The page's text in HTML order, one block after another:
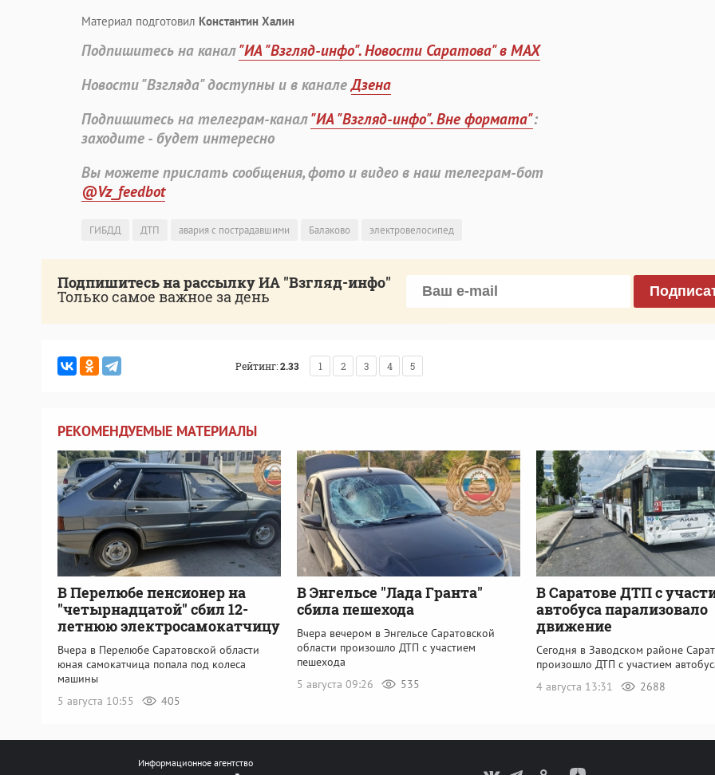
Материал подготовил Константин Халин
Подпишитесь на канал"ИА "Взгляд-инфо". Новости Саратова" в MAX
Новости "Взгляда" доступны и в каналеДзена
Подпишитесь на телеграм-канал"ИА "Взгляд-инфо". Вне формата":
заходите - будет интересно
Вы можете прислать сообщения, фото и видео в наш телеграм-бот
@Vz_feedbot
ГИБДД ДТП авария с пострадавшими Балаково электровелосипед
Подпишитесь на рассылку ИА "Взгляд-инфо"
Только самое важное за день
Рейтинг:2.33 1 2 3 4 5
РЕКОМЕНДУЕМЫЕ МАТЕРИАЛЫ
В Перелюбе пенсионер на
"четырнадцатой" сбил 12-
летнюю электросамокатчицу
Вчера в Перелюбе Саратовской области
юная самокатчица попала под колеса
машины
5 августа 10:55
405
В Энгельсе "Лада Гранта"
сбила пешехода
Вчера вечером в Энгельсе Саратовской
области произошло ДТП с участием
пешехода
5 августа 09:26
535
В Саратове ДТП с
автобуса парализовало
движение
Сегодня в Заводском районе
произошло ДТП с участием
4 августа 13:31
2688
Информационное агентство